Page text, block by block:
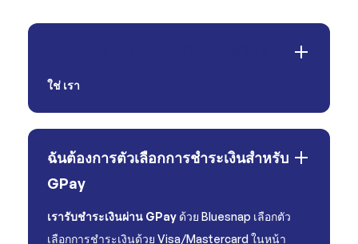
ใช่ เรา
ฉันต้องการตัวเลือกการชำระเงินสำหรับ
GPay
เรารับชำระเงินผ่าน GPay ด้วย Bluesnap เลือกตัว
เลือกการชำระเงินด้วย Visa/Mastercard ในหน้า